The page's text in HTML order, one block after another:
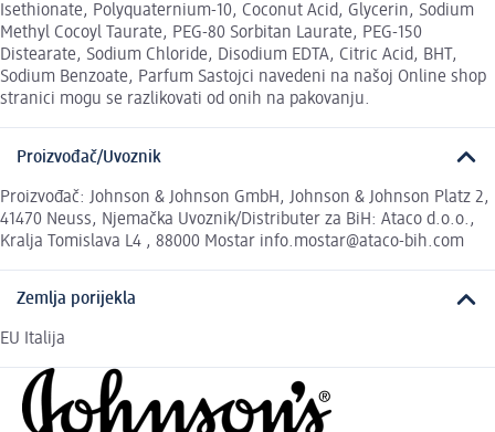
Isethionate, Polyquaternium-10, Coconut Acid, Glycerin, Sodium
Methyl Cocoyl Taurate, PEG-80 Sorbitan Laurate, PEG-150
Distearate, Sodium Chloride, Disodium EDTA, Citric Acid, BHT,
Sodium Benzoate, Parfum Sastojci navedeni na našoj Online shop
stranici mogu se razlikovati od onih na pakovanju.
Proizvođač/Uvoznik
Proizvođač: Johnson & Johnson GmbH, Johnson & Johnson Platz 2,
41470 Neuss, Njemačka Uvoznik/Distributer za BiH: Ataco d.o.o.,
Kralja Tomislava L4 , 88000 Mostar info.mostar@ataco-bih.com
Zemlja porijekla
EU Italija